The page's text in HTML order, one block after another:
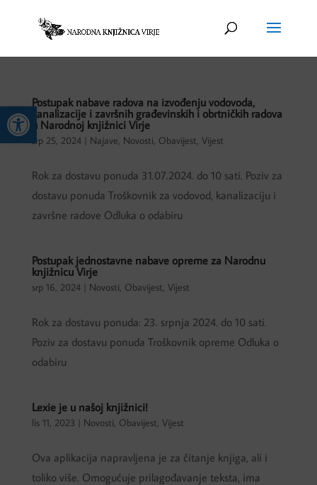
Open toolbar
Postupak nabave radova na izvođenju vodovoda,
kanalizacije i završnih građevinskih i obrtničkih radova
u Narodnoj knjižnici Virje
srp 25, 2024| Najave, Novosti, Obavijest, Vijest
Rok za dostavu ponuda 31.07.2024. do 10 sati. Poziv za
dostavu ponuda Troškovnik za vodovod, kanalizaciju i
završne radove Odluka o odabiru
Postupak jednostavne nabave opreme za Narodnu
knjižnicu Virje
srp 16, 2024| Novosti, Obavijest, Vijest
Rok za dostavu ponuda: 23. srpnja 2024. do 10 sati.
Poziv za dostavu ponuda Troškovnik opreme Odluka o
odabiru
Lexie je u našoj knjižnici!
lis 11, 2023 Novosti, Obavijest, Vijest
Ova aplikacija napravljena je za čitanje knjiga, ali i
toliko više. Omogućuje prilagođavanje teksta, ima